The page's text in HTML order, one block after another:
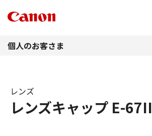
個人のお客さま
レンズキャップ E-67II
レンズ